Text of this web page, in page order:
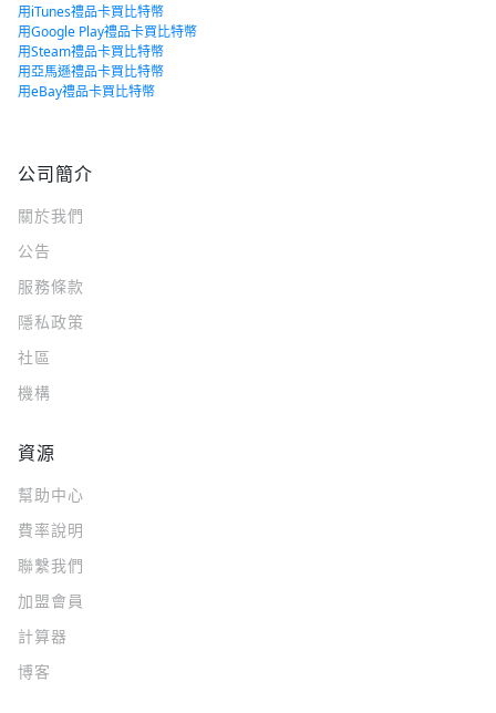
用iTunes禮品卡買比特幣
用Google Play禮品卡買比特幣
用Steam禮品卡買比特幣
用亞馬遜禮品卡買比特幣
用eBay禮品卡買比特幣
公司簡介
關於我們
公告
服務條款
隱私政策
社區
機構
資源
幫助中心
費率說明
聯繫我們
加盟會員
計算器
博客